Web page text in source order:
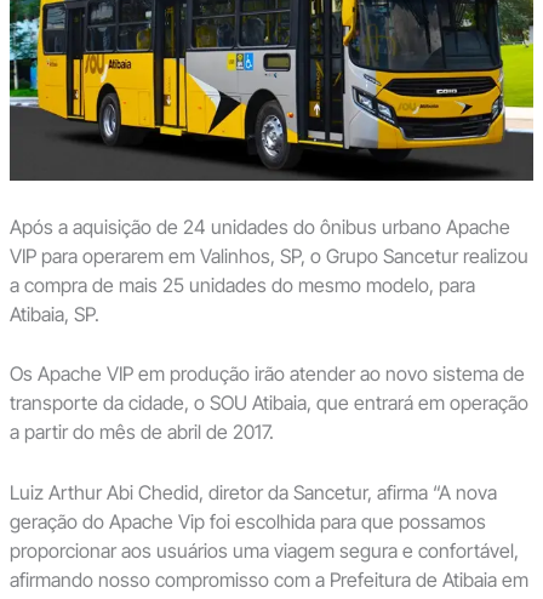
Após a aquisição de 24 unidades do ônibus urbano Apache
VIP para operarem em Valinhos, SP, o Grupo Sancetur realizou
a compra de mais 25 unidades do mesmo modelo, para
Atibaia, SP.
Os Apache VIP em produção irão atender ao novo sistema de
transporte da cidade, o SOU Atibaia, que entrará em operação
a partir do mês de abril de 2017.
Luiz Arthur Abi Chedid, diretor da Sancetur, afirma “A nova
geração do Apache Vip foi escolhida para que possamos
proporcionar aos usuários uma viagem segura e confortável,
afirmando nosso compromisso com a Prefeitura de Atibaia em